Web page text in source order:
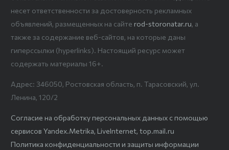
несет ответственности за достоверность рекламных
объявлений, размещенных на сайте rod-storonatar.ru, а
также за содержание веб-сайтов, на которые даны
гиперссылки (hyperlinks). Настоящий ресурс может
содержать материалы 16+.
Адрес: 346050, Ростовская область, п. Тарасовский, ул.
Ленина, 120/2
Согласие на обработку персональных данных с помощью
сервисов Yandex.Metrika, LiveInternet, top.mail.ru
Политика конфиденциальности и защиты информации